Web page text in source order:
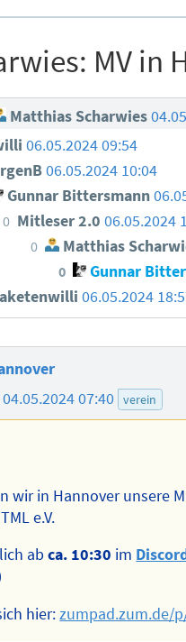
MV in
Matthias Scharwies
06.05.2024 09:54
06.05.2024 10:04
Gunnar Bittersmann
0 Mitleser 2.0 06.05.2024
0 Matthias
0 Gunnar
06.05.2024
04.05.2024 07:40 verein
wir in Hannover unsere
e.V.
abca. 10:30 im
hier:zumpad.zum.de/